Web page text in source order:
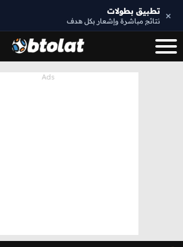
× تطبيق بطولات
نتائج مباشرة وإشعار بكل هدف